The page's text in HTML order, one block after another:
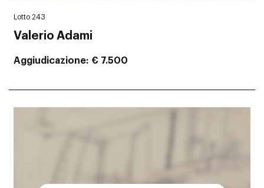
Lotto 243
Valerio Adami
Aggiudicazione € 7.500